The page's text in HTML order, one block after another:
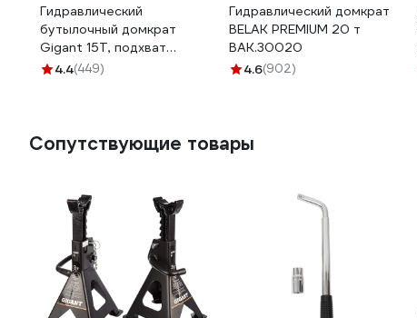
Гидравлический
бутылочный домкрат
Gigant 15Т, подхват
230мм, подъем 460мм,
4.4(449)
Гидравлический домкрат
BELAK PREMIUM 20 т
BAK.30020
4.6(902)
Сопутствующие товары